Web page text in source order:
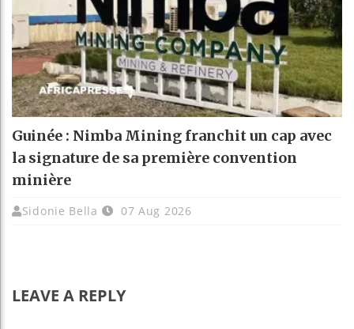
Guinée : Nimba Mining franchit un cap avec
la signature de sa première convention
minière
Sidonie Bella 07 Aug 2026
LEAVE A REPLY